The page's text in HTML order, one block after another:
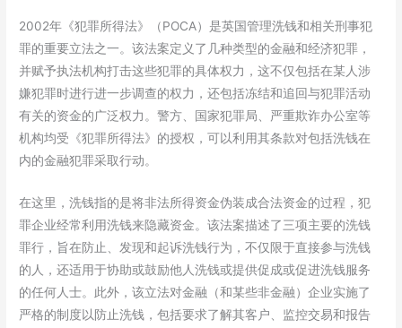
2002年《犯罪所得法》（POCA）是英国管理洗钱和相关刑事犯
罪的重要立法之一。该法案定义了几种类型的金融和经济犯罪，
并赋予执法机构打击这些犯罪的具体权力，这不仅包括在某人涉
嫌犯罪时进行进一步调查的权力，还包括冻结和追回与犯罪活动
有关的资金的广泛权力。警方、国家犯罪局、严重欺诈办公室等
机构均受《犯罪所得法》的授权，可以利用其条款对包括洗钱在
内的金融犯罪采取行动。
在这里，洗钱指的是将非法所得资金伪装成合法资金的过程，犯
罪企业经常利用洗钱来隐藏资金。该法案描述了三项主要的洗钱
罪行，旨在防止、发现和起诉洗钱行为，不仅限于直接参与洗钱
的人，还适用于协助或鼓励他人洗钱或提供促成或促进洗钱服务
的任何人士。此外，该立法对金融（和某些非金融）企业实施了
严格的制度以防止洗钱，包括要求了解其客户、监控交易和报告